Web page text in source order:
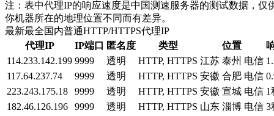
注：表中代理IP的响应速度是中国测速服务器的测试数据，仅
你机器所在的地理位置不同而有差异。
最新最全国内普通HTTP/HTTPS代理IP
代理IP
IP端口 匿名度 类型 位置
114.233.142.199 9999 透明 HTTP, HTTPS 江苏 泰州 电信
117.64.237.74
9999 透明 HTTP, HTTPS 安徽 合肥 电信
223.243.175.18
9999 透明 HTTP, HTTPS 安徽 宣城 电信 1
182.46.126.196
9999 透明 HTTP, HTTPS 山东 淄博 电信 3